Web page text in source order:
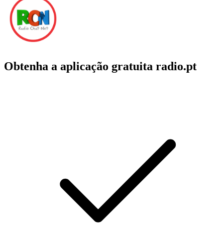
Obtenha a aplicação gratuita radio.pt